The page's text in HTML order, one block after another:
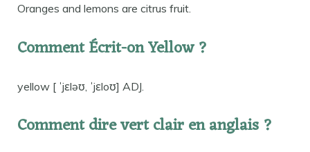
Oranges and lemons are citrus fruit.
Comment Écrit-on Yellow ?
yellow [ ˈjɛləʊ, ˈjɛloʊ] ADJ.
Comment dire vert clair en anglais ?